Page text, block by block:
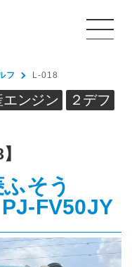
フ L-018
エンジン
２デフ
そう
PJ-FV50JY